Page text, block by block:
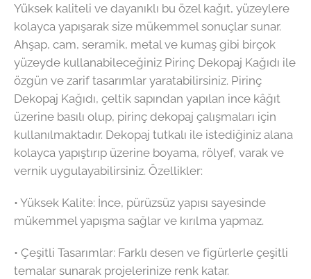
Yüksek kaliteli ve dayanıklı bu özel kağıt, yüzeylere
kolayca yapışarak size mükemmel sonuçlar sunar.
Ahşap, cam, seramik, metal ve kumaş gibi birçok
yüzeyde kullanabileceğiniz Pirinç Dekopaj Kağıdı ile
özgün ve zarif tasarımlar yaratabilirsiniz. Pirinç
Dekopaj Kağıdı, çeltik sapından yapılan ince kâğıt
üzerine basılı olup, pirinç dekopaj çalışmaları için
kullanılmaktadır. Dekopaj tutkalı ile istediğiniz alana
kolayca yapıştırıp üzerine boyama, rölyef, varak ve
vernik uygulayabilirsiniz. Özellikler:
•⁠ ⁠Yüksek Kalite: İnce, pürüzsüz yapısı sayesinde
mükemmel yapışma sağlar ve kırılma yapmaz.
•⁠ ⁠Çeşitli Tasarımlar: Farklı desen ve figürlerle çeşitli
temalar sunarak projelerinize renk katar.